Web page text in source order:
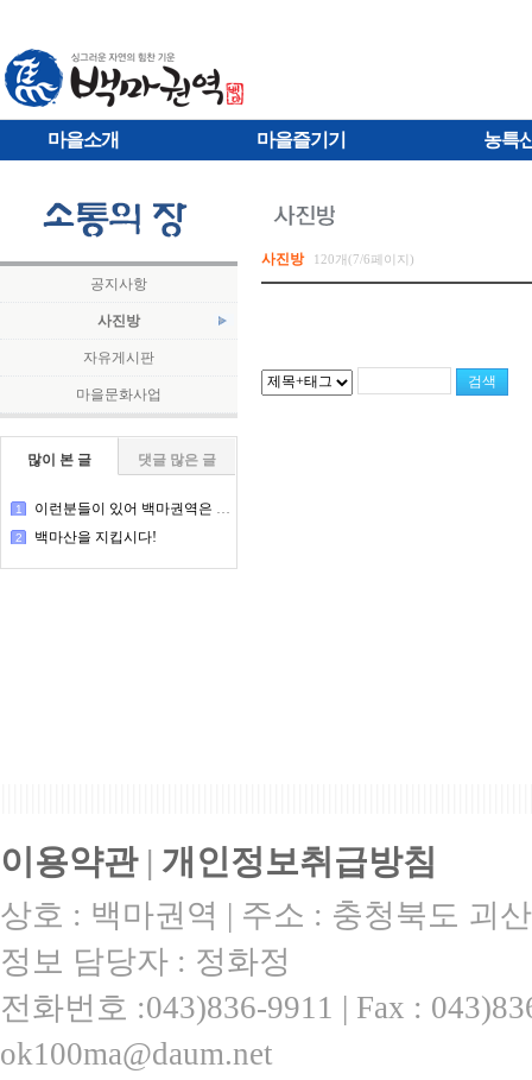
마을소개 마을즐기기 농특
공지사항
사진방
자유게시판
마을문화사업
많이 본 글 댓글 많은 글
1 이런분들이 있어 백마권역은 돌아간다
2 백마산을 지킵시다!
사진방 120개(7/6페이지)
이용약관| 개인정보취급방침
상호 : 백마권역 | 주소 : 충청북도 괴
정보 담당자 : 정화정
전화번호 :043)836-9911 | Fax :
ok100ma@daum.net